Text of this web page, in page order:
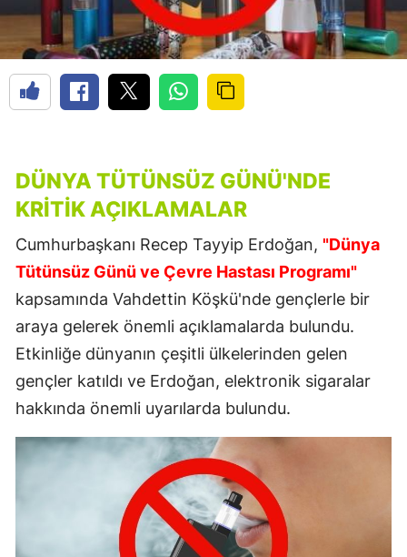
DÜNYA TÜTÜNSÜZ GÜNÜ'NDE
KRITIK AÇIKLAMALAR
Cumhurbaşkanı Recep Tayyip Erdoğan, "Dünya
Tütünsüz Günü ve Çevre Hastası Programı"
kapsamında Vahdettin Köşkü'nde gençlerle bir
araya gelerek önemli açıklamalarda bulundu.
Etkinliğe dünyanın çeşitli ülkelerinden gelen
gençler katıldı ve Erdoğan, elektronik sigaralar
hakkında önemli uyarılarda bulundu.